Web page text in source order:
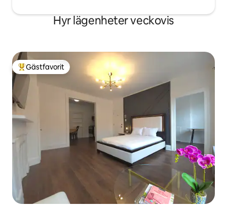
Hyr lägenheter veckovis
Populär gästfavorit
Gästfavorit